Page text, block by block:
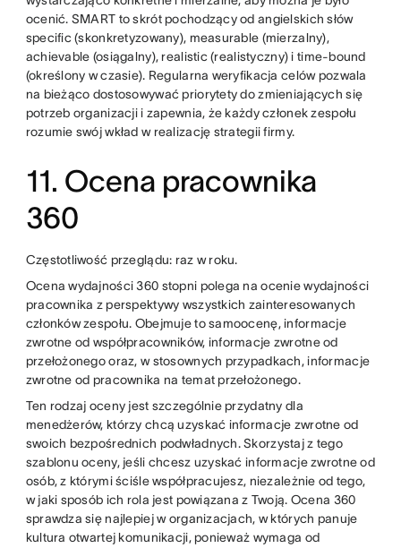
ocenić. SMART to skrót pochodzący od angielskich słów
specific (skonkretyzowany), measurable (mierzalny),
achievable (osiągalny), realistic (realistyczny) i time-bound
(określony w czasie). Regularna weryfikacja celów pozwala
na bieżąco dostosowywać priorytety do zmieniających się
potrzeb organizacji i zapewnia, że każdy członek zespołu
rozumie swój wkład w realizację strategii firmy.
11. Ocena pracownika
360
Częstotliwość przeglądu: raz w roku.
Ocena wydajności 360 stopni polega na ocenie wydajności
pracownika z perspektywy wszystkich zainteresowanych
członków zespołu. Obejmuje to samoocenę, informacje
zwrotne od współpracowników, informacje zwrotne od
przełożonego oraz, w stosownych przypadkach, informacje
zwrotne od pracownika na temat przełożonego.
Ten rodzaj oceny jest szczególnie przydatny dla
menedżerów, którzy chcą uzyskać informacje zwrotne od
swoich bezpośrednich podwładnych. Skorzystaj z tego
szablonu oceny, jeśli chcesz uzyskać informacje zwrotne od
osób, z którymi ściśle współpracujesz, niezależnie od tego,
w jaki sposób ich rola jest powiązana z Twoją. Ocena 360
sprawdza się najlepiej w organizacjach, w których panuje
kultura otwartej komunikacji, ponieważ wymaga od